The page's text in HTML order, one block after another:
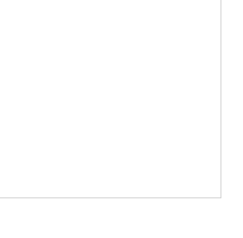
Hartweizen